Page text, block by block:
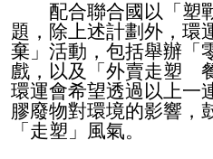
配合聯合國以「塑戰
題，除上述計劃外，環
棄」活動，包括舉辦「
戲，以及「外賣走塑
環運會希望透過以上一
膠廢物對環境的影響，
「走塑」風氣。